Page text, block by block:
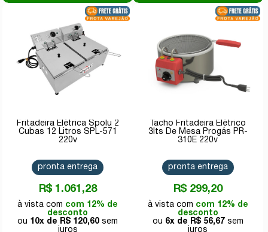
Fritadeira Elétrica Spolu 2
Cubas 12 Litros SPL-571
220v
R$ 1.061,28
com 12% de
desconto
10x de
R$ 120,60
pronta entrega
Tacho Fritadeira Elétrico
3lts De Mesa Progás PR-
310E 220v
R$ 299,20
com 12% de
desconto
6x de
R$ 56,67
pronta entrega